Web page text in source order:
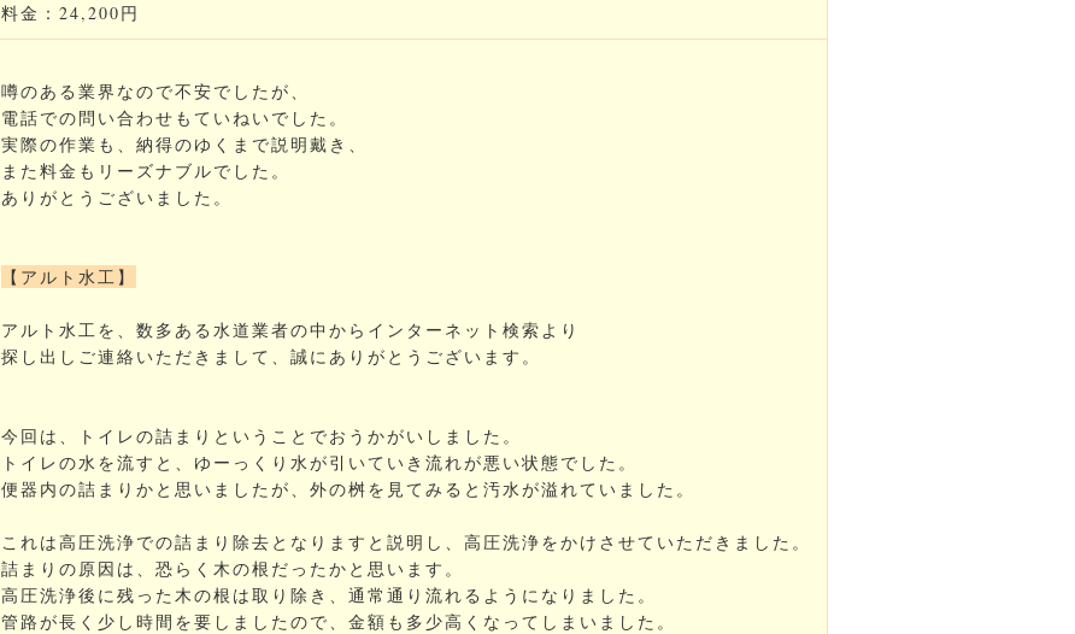
料金：24,200円
噂のある業界なので不安でしたが、
電話での問い合わせもていねいでした。
実際の作業も、納得のゆくまで説明戴き、
また料金もリーズナブルでした。
ありがとうございました。
【アルト水工】
アルト水工を、数多ある水道業者の中からインターネット検索より
探し出しご連絡いただきまして、誠にありがとうございます。
今回は、トイレの詰まりということでおうかがいしました。
トイレの水を流すと、ゆーっくり水が引いていき流れが悪い状態でした。
便器内の詰まりかと思いましたが、外の桝を見てみると汚水が溢れていました。
これは高圧洗浄での詰まり除去となりますと説明し、高圧洗浄をかけさせていただきました。
詰まりの原因は、恐らく木の根だったかと思います。
高圧洗浄後に残った木の根は取り除き、通常通り流れるようになりました。
管路が長く少し時間を要しましたので、金額も多少高くなってしまいました。